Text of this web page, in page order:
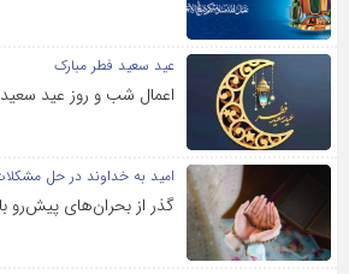
عید سعید فطر مبارک
اعمال شب و روز عید
امید به خداوند در حل
گذر از بحران‌های پیش‌رو